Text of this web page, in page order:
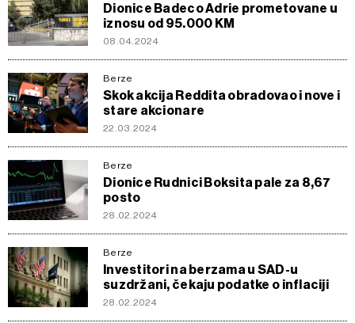
Dionice Badeco Adrie prometovane u
iznosu od 95.000 KM
08.04.2024
Berze
Skok akcija Reddita obradovao i nove i
stare akcionare
22.03.2024
Berze
Dionice Rudnici Boksita pale za 8,67
posto
28.02.2024
Berze
Investitori na berzama u SAD-u
suzdržani, čekaju podatke o inflaciji
28.02.2024